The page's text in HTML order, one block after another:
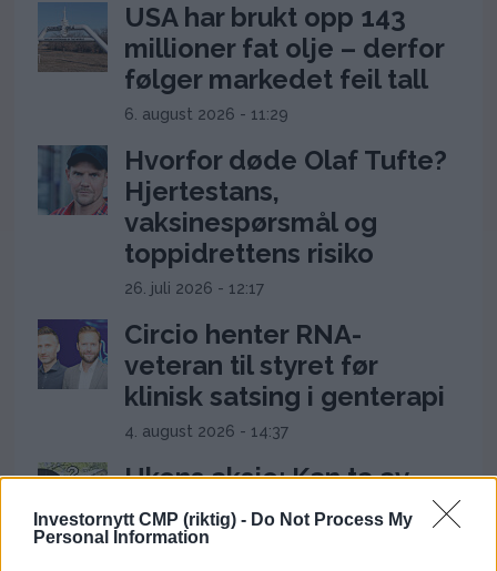
Investornytt CMP (riktig) - Do Not Process My
Personal Information
USA har brukt opp 143
millioner fat olje – derfor
følger markedet feil tall
6. august 2026 - 11:29
Hvorfor døde Olaf Tufte?
Hjertestans,
vaksinespørsmål og
toppidrettens risiko
26. juli 2026 - 12:17
Circio henter RNA-
veteran til styret før
klinisk satsing i genterapi
4. august 2026 - 14:37
Ukens aksje: Kan ta av
etter Trumps Iran-pause
2. august 2026 - 12:17